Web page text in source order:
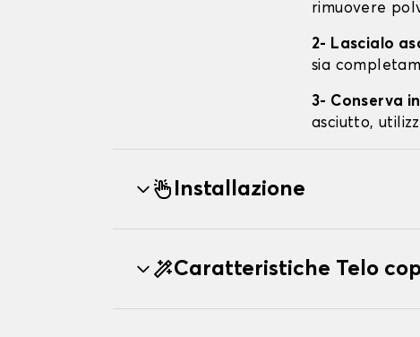
rimuovere
2- Lascialo
sia
3- Conserva
asciutto,
Installazione
Caratteristiche Telo